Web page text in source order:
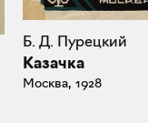
Б. Д. Пурецкий
Казачка
Москва, 1928